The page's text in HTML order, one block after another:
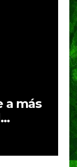
a más